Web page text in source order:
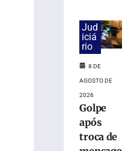
infrações
disciplinares
Jud
iciá
rio
8 DE
AGOSTO DE
2026
Golpe
após
troca de